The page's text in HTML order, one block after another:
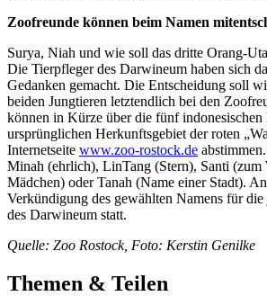
Zoofreunde können beim Namen
Surya, Niah und wie soll das dritte Orang-
Die Tierpfleger des Darwineum haben sich
Gedanken gemacht. Die Entscheidung soll
beiden Jungtieren letztendlich bei den
können in Kürze über die fünf indonesischen
ursprünglichen Herkunftsgebiet der roten
Internetseite www.zoo-rostock.de
Minah (ehrlich), LinTang (Stern), Santi
Mädchen) oder Tanah (Name einer Stadt).
Verkündigung des gewählten Namens für
des Darwineum statt.
Quelle: Zoo Rostock, Foto: Kerstin Genilke
Themen & Teilen